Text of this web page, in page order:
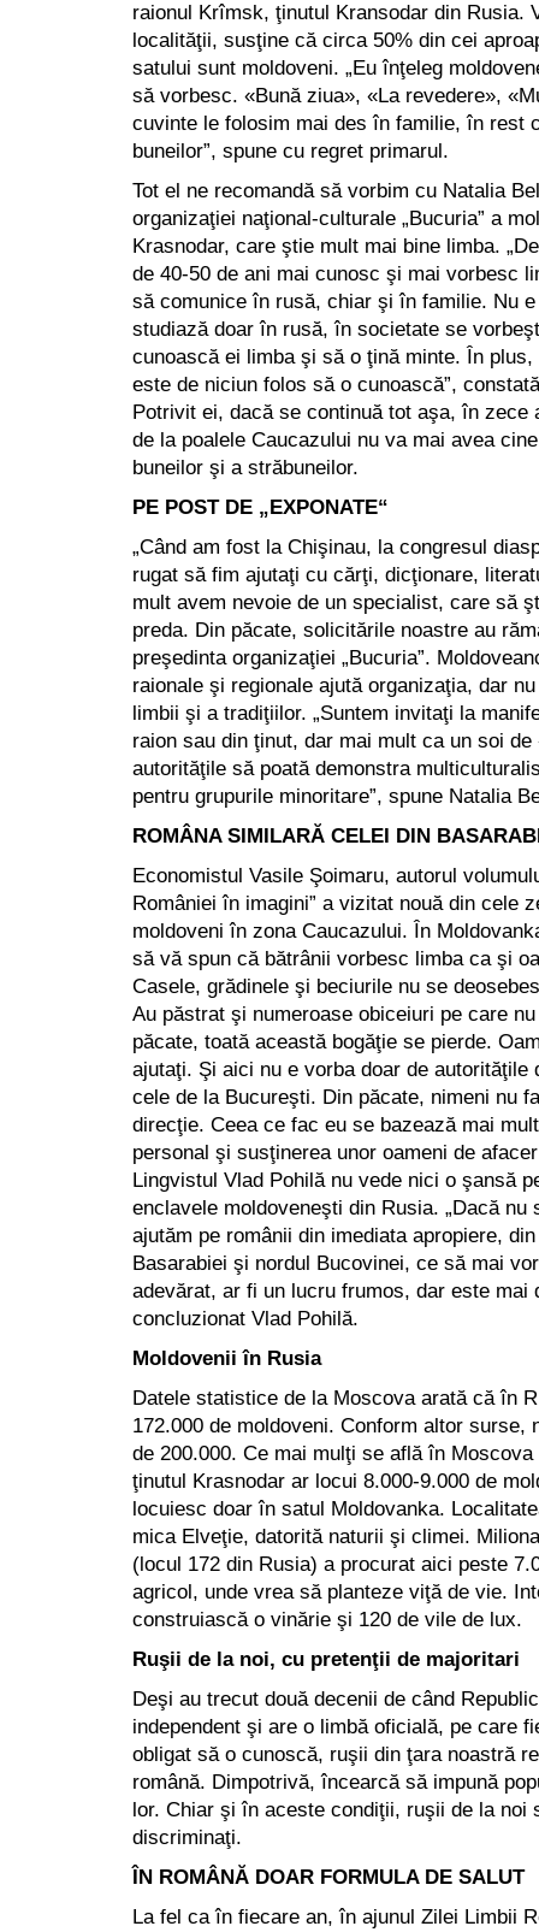
raionul Krîmsk, ţinutul Kransodar din Rusia.
localităţii, susţine că circa 50% din cei
satului sunt moldoveni. „Eu înţeleg
să vorbesc. «Bună ziua», «La revedere»,
cuvinte le folosim mai des în familie, în rest
buneilor”, spune cu regret primarul.
Tot el ne recomandă să vorbim cu Natalia
organizaţiei naţional-culturale „Bucuria” a
Krasnodar, care ştie mult mai bine limba.
de 40-50 de ani mai cunosc şi mai vorbesc
să comunice în rusă, chiar şi în familie. Nu
studiază doar în rusă, în societate se
cunoască ei limba şi să o ţină minte. În
este de niciun folos să o cunoască”,
Potrivit ei, dacă se continuă tot aşa, în zece
de la poalele Caucazului nu va mai avea
buneilor şi a străbuneilor.
PE POST DE „EXPONATE“
„Când am fost la Chişinau, la congresul
rugat să fim ajutaţi cu cărţi, dicţionare,
mult avem nevoie de un specialist, care să
preda. Din păcate, solicitările noastre au
preşedinta organizaţiei „Bucuria”.
raionale şi regionale ajută organizaţia, dar
limbii şi a tradiţiilor. „Suntem invitaţi la
raion sau din ţinut, dar mai mult ca un soi
autorităţile să poată demonstra
pentru grupurile minoritare”, spune Natalia
ROMÂNA SIMILARĂ CELEI DIN
Economistul Vasile Şoimaru, autorul
României în imagini” a vizitat nouă din cele
moldoveni în zona Caucazului. În
să vă spun că bătrânii vorbesc limba ca şi
Casele, grădinele şi beciurile nu se
Au păstrat şi numeroase obiceiuri pe care
păcate, toată această bogăţie se pierde.
ajutaţi. Şi aici nu e vorba doar de autorităţile
cele de la Bucureşti. Din păcate, nimeni nu
direcţie. Ceea ce fac eu se bazează mai
personal şi susţinerea unor oameni de
Lingvistul Vlad Pohilă nu vede nici o şansă
enclavele moldoveneşti din Rusia. „Dacă nu
ajutăm pe românii din imediata apropiere,
Basarabiei şi nordul Bucovinei, ce să mai
adevărat, ar fi un lucru frumos, dar este mai
concluzionat Vlad Pohilă.
Moldovenii în Rusia
Datele statistice de la Moscova arată că în
172.000 de moldoveni. Conform altor surse,
de 200.000. Ce mai mulţi se află în
ţinutul Krasnodar ar locui 8.000-9.000 de
locuiesc doar în satul Moldovanka.
mica Elveţie, datorită naturii şi climei.
(locul 172 din Rusia) a procurat aici peste
agricol, unde vrea să planteze viţă de vie.
construiască o vinărie şi 120 de vile de lux.
Ruşii de la noi, cu pretenţii de majoritari
Deşi au trecut două decenii de când
independent şi are o limbă oficială, pe care
obligat să o cunoscă, ruşii din ţara noastră
română. Dimpotrivă, încearcă să impună
lor. Chiar şi în aceste condiţii, ruşii de la noi
discriminaţi.
ÎN ROMÂNĂ DOAR FORMULA DE SALUT
La fel ca în fiecare an, în ajunul Zilei Limbii